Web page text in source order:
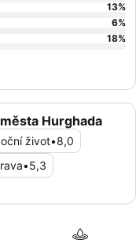
Hurghada
život•8,0
•5,3
13%
6%
18%